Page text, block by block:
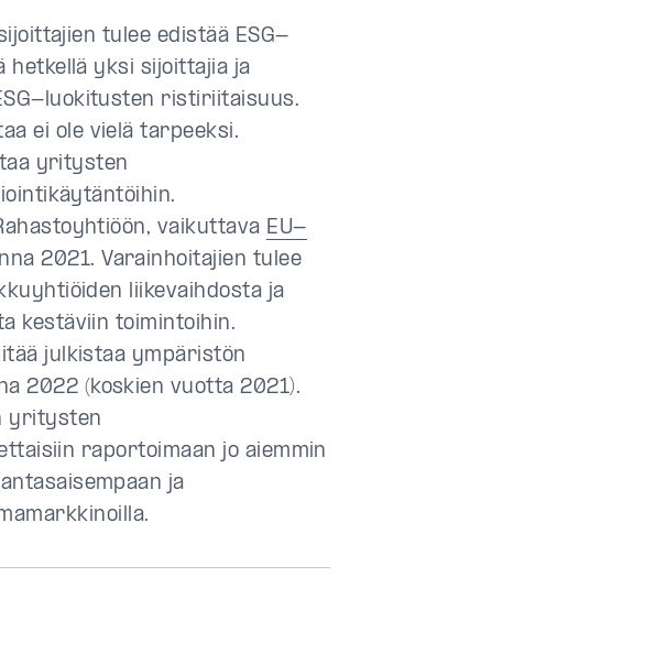
tulee edistää ESG-
hetkellä yksi sijoittajia ja
luokitusten ristiriitaisuus.
ei ole vielä tarpeeksi.
yritysten
vaikuttava EU-
2021. Varainhoitajien tulee
liikevaihdosta ja
kestäviin toimintoihin.
julkistaa ympäristön
2022 (koskien vuotta 2021).
yritysten
raportoimaan jo aiemmin
ja